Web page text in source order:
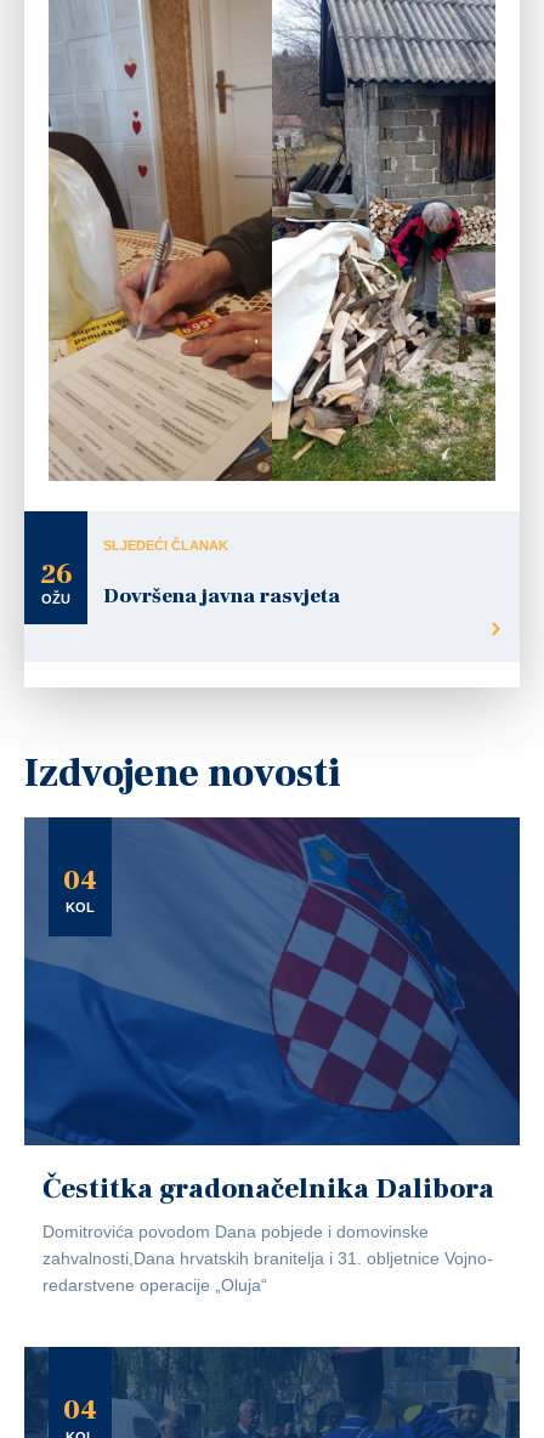
26
OŽU
SLJEDEĆI ČLANAK
Dovršena javna rasvjeta
Izdvojene novosti
04
KOL
Čestitka gradonačelnika Dalibora
Domitrovića povodom Dana pobjede i domovinske
zahvalnosti,Dana hrvatskih branitelja i 31. obljetnice Vojno-
redarstvene operacije „Oluja“
04